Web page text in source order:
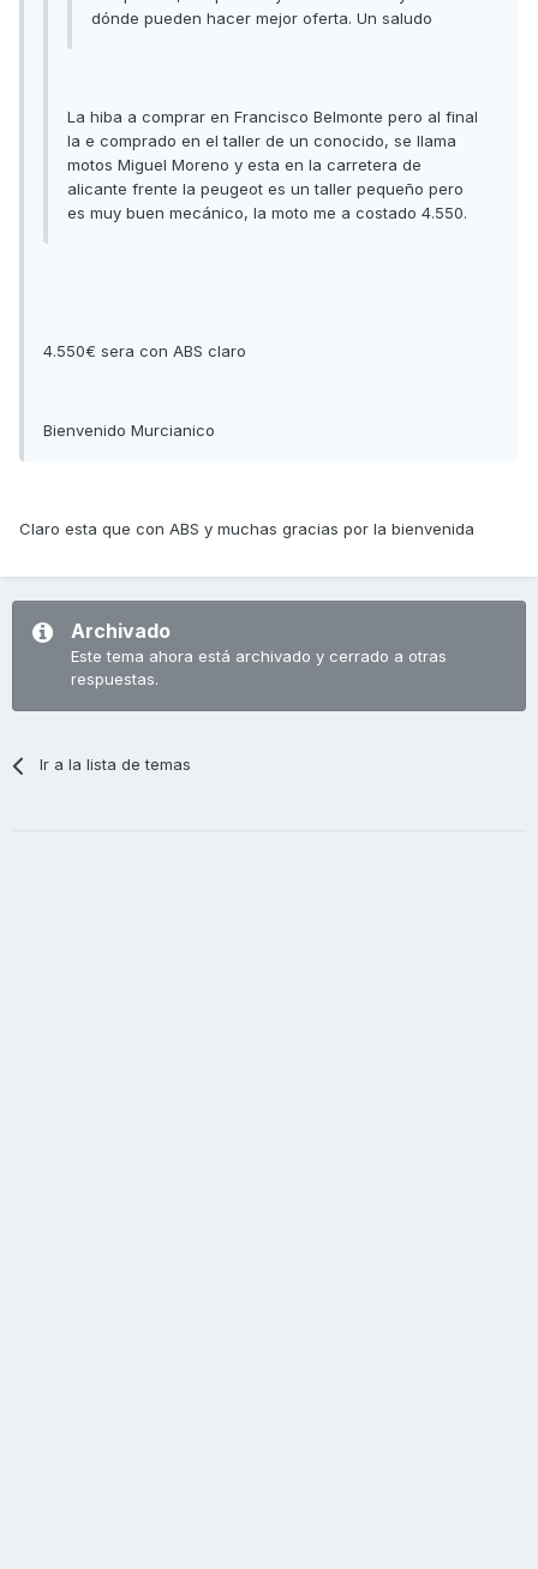
dónde pueden hacer mejor oferta. Un saludo
La hiba a comprar en Francisco Belmonte pero al final
la e comprado en el taller de un conocido, se llama
motos Miguel Moreno y esta en la carretera de
alicante frente la peugeot es un taller pequeño pero
es muy buen mecánico, la moto me a costado 4.550.
4.550€ sera con ABS claro
Bienvenido Murcianico
Claro esta que con ABS y muchas gracias por la bienvenida
Archivado
Este tema ahora está archivado y cerrado a otras
respuestas.
Ir a la lista de temas